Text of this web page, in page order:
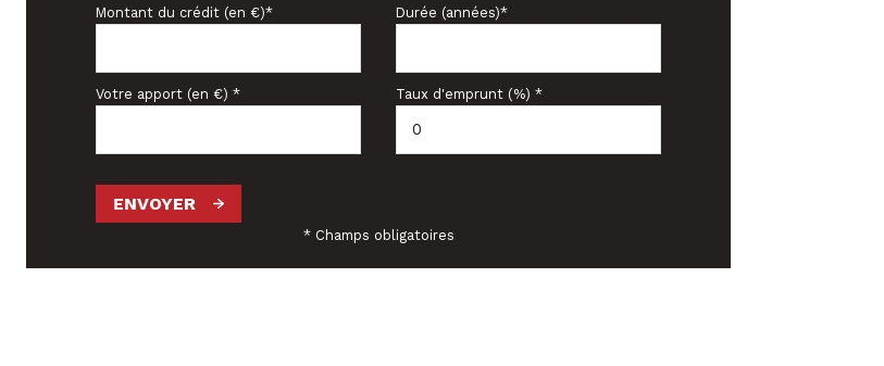
Montant du crédit (en €)* Durée (années)*
Votre apport (en €) * Taux d'emprunt (%) *
ENVOYER
* Champs obligatoires